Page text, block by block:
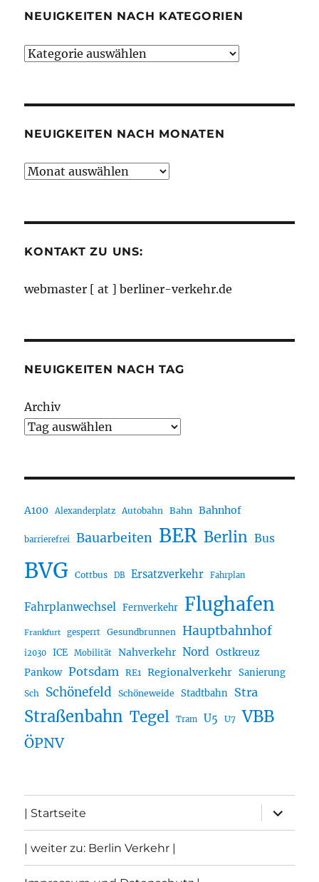
NEUIGKEITEN NACH KATEGORIEN
Neuigkeiten
NEUIGKEITEN NACH MONATEN
Neuigkeiten
KONTAKT ZU UNS:
webmaster [ at ] berliner-verkehr.de
NEUIGKEITEN NACH TAG
Archiv
A100 Alexanderplatz Autobahn Bahn Bahnhof
barrierefrei Bauarbeiten BER Berlin Bus
BVG Cottbus DB Ersatzverkehr Fahrplan
Fahrplanwechsel Fernverkehr Flughafen
Frankfurt gesperrt Gesundbrunnen Hauptbahnhof
i2030 ICE Mobilität Nahverkehr Nord Ostkreuz
Pankow Potsdam RE1 Regionalverkehr Sanierung
Sch Schönefeld Schöneweide Stadtbahn Stra
Straßenbahn Tegel Tram U5 U7 VBB
ÖPNV
| Startseite
öffnen
| weiter zu: Berlin Verkehr |